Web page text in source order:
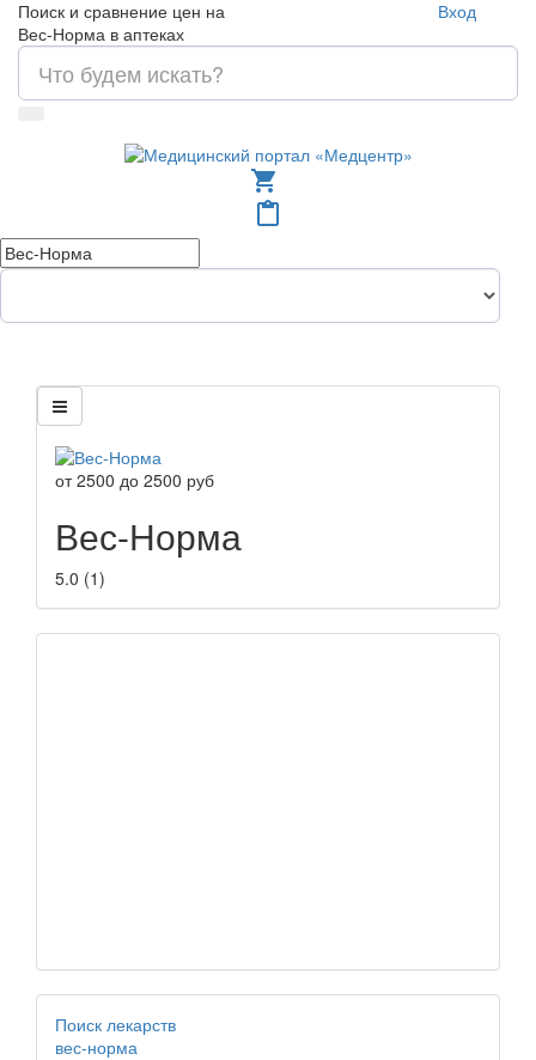
Поиск и сравнение цен на
Вес-Норма в аптеках
Вход
shopping_cart
content_paste
от2500 до 2500 руб
Вес-Норма
5.0 (1)
Поиск лекарств
вес-норма